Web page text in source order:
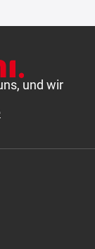
und wir